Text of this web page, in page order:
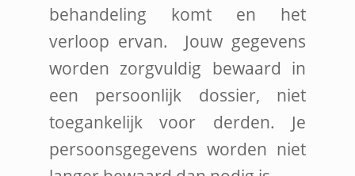
behandeling komt en het
verloop ervan. Jouw gegevens
worden zorgvuldig bewaard in
een persoonlijk dossier, niet
toegankelijk voor derden. Je
persoonsgegevens worden niet